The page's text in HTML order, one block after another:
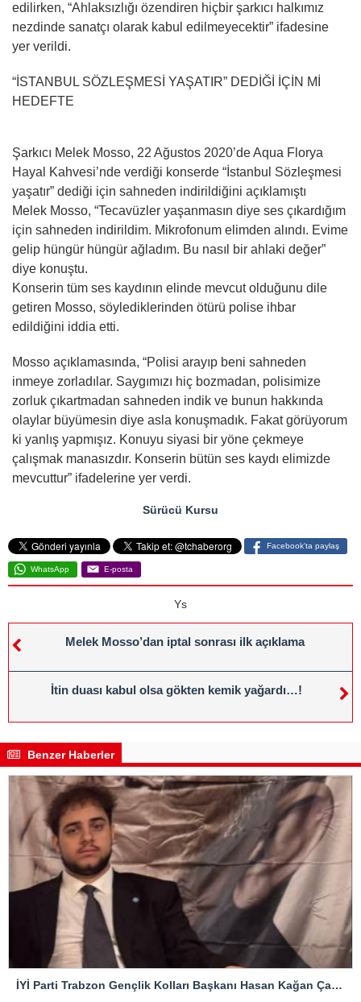
edilirken, “Ahlaksızlığı özendiren hiçbir şarkıcı halkımız
nezdinde sanatçı olarak kabul edilmeyecektir” ifadesine
yer verildi.
“İSTANBUL SÖZLEŞMESİ YAŞATIR” DEDİĞİ İÇİN Mİ
HEDEFTE
Şarkıcı Melek Mosso, 22 Ağustos 2020’de Aqua Florya
Hayal Kahvesi’nde verdiği konserde “İstanbul Sözleşmesi
yaşatır” dediği için sahneden indirildiğini açıklamıştı
Melek Mosso, “Tecavüzler yaşanmasın diye ses çıkardığım
için sahneden indirildim. Mikrofonum elimden alındı. Evime
gelip hüngür hüngür ağladım. Bu nasıl bir ahlaki değer”
diye konuştu.
Konserin tüm ses kaydının elinde mevcut olduğunu dile
getiren Mosso, söylediklerinden ötürü polise ihbar
edildiğini iddia etti.
Mosso açıklamasında, “Polisi arayıp beni sahneden
inmeye zorladılar. Saygımızı hiç bozmadan, polisimize
zorluk çıkartmadan sahneden indik ve bunun hakkında
olaylar büyümesin diye asla konuşmadık. Fakat görüyorum
ki yanlış yapmışız. Konuyu siyasi bir yöne çekmeye
çalışmak manasızdır. Konserin bütün ses kaydı elimizde
mevcuttur” ifadelerine yer verdi.
Sürücü Kursu
Facebook'ta paylaş
WhatsApp E-posta
Ys
Melek Mosso’dan iptal sonrası ilk açıklama
İtin duası kabul olsa gökten kemik yağardı…!
Benzer Haberler
İYİ Parti Trabzon Gençlik Kolları Başkanı Hasan Kağan Çakıroğlu’ndan Mattia Ahmet Minguzzi Davasına Tepki